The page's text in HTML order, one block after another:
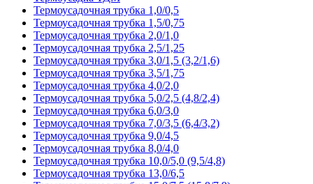
Термоусадочная трубка 1,0/0,5
Термоусадочная трубка 1,5/0,75
Термоусадочная трубка 2,0/1,0
Термоусадочная трубка 2,5/1,25
Термоусадочная трубка 3,0/1,5 (3,2/1,6)
Термоусадочная трубка 3,5/1,75
Термоусадочная трубка 4,0/2,0
Термоусадочная трубка 5,0/2,5 (4,8/2,4)
Термоусадочная трубка 6,0/3,0
Термоусадочная трубка 7,0/3,5 (6,4/3,2)
Термоусадочная трубка 9,0/4,5
Термоусадочная трубка 8,0/4,0
Термоусадочная трубка 10,0/5,0 (9,5/4,8)
Термоусадочная трубка 13,0/6,5